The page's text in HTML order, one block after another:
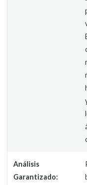
Análisis
Garantizado: